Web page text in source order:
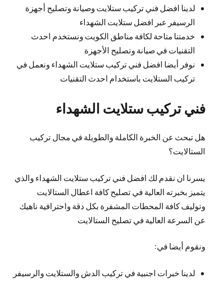
لدينا افضل فني تركيب ستلايت وصيانة وتصليح أجهزة
الرسيفر عبر افضل ستلايت الشهداء
خدمتنا متاحة لكافة مناطق الكويت ونستخدم احدث
التقنيات في صيانة وتصليح الأجهزة
نوفر أيضا افضل فني تركيب ستلايت الشهداء ونعمل في
تركيب الستلايت باستخدام احدث التقنيات
فني تركيب ستلايت الشهداء
هل تبحث عن الخبرة الكاملة والطويلة في مجال تركيب
الستالايت؟
يسرنا ان نقدم لك افضل فني تركيب ستلايت الشهداء والذي
يتميز بخبرته العالية في تصليح كافة اعطال الستالايت
وتوليف كافة المحطات المشفرة بكل دقة واحترافية ناهيك
عن السرعة العالية في تصليح الستالايت
ونقوم أيضا في:
لدينا خبرات اجنبية في تركيب الدش والستلايت والرسيفر